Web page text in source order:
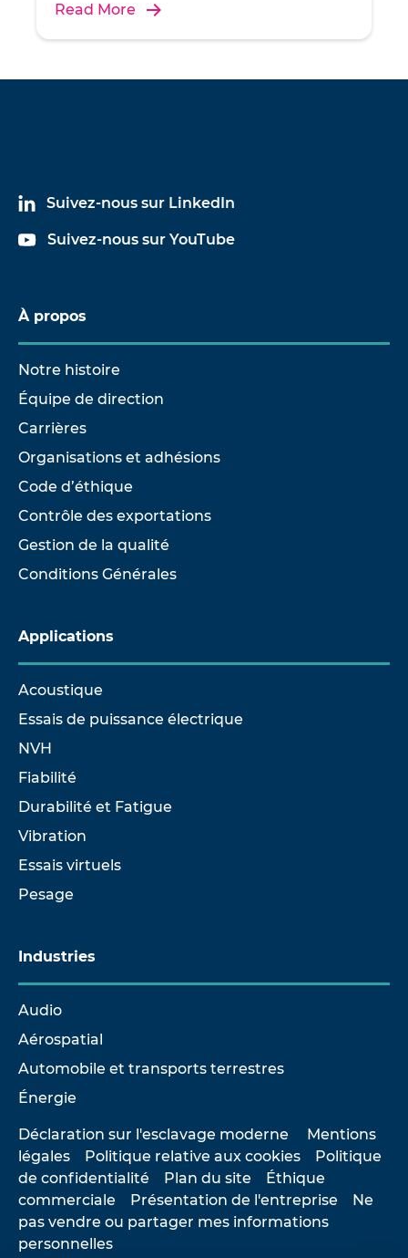
Read More
Suivez-nous sur LinkedIn
Suivez-nous sur YouTube
À propos
Notre histoire
Équipe de direction
Carrières
Organisations et adhésions
Code d’éthique
Contrôle des exportations
Gestion de la qualité
Conditions Générales
Applications
Acoustique
Essais de puissance électrique
NVH
Fiabilité
Durabilité et Fatigue
Vibration
Essais virtuels
Pesage
Industries
Audio
Aérospatial
Automobile et transports terrestres
Énergie
Déclaration sur l'esclavage moderne
Mentions
légales
Politique relative aux cookies
Politique
de confidentialité
Plan du site
Éthique
commerciale
Présentation de l'entreprise
Ne
pas vendre ou partager mes informations
personnelles